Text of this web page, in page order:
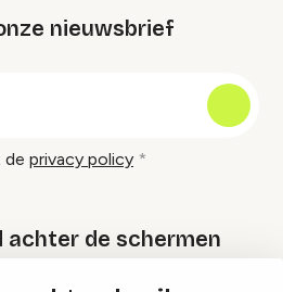
nieuwsbrief
de privacy policy
achter de schermen